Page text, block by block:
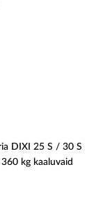
DIXI 25 S / 30 S
kg kaaluvaid